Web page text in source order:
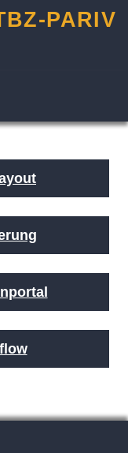
PARIV